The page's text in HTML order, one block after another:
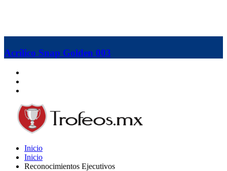
Acrílico Snap Golden 003
Inicio
Inicio
Reconocimientos Ejecutivos